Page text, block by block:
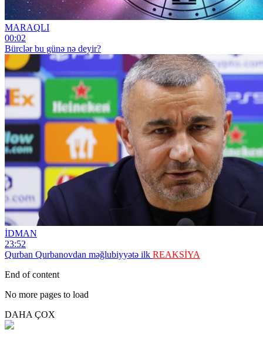
MARAQLI
00:02
Bürclər bu günə nə deyir?
İDMAN
23:52
Qurban Qurbanovdan məğlubiyyətə ilk REAKSİYA
End of content
No more pages to load
DAHA ÇOX